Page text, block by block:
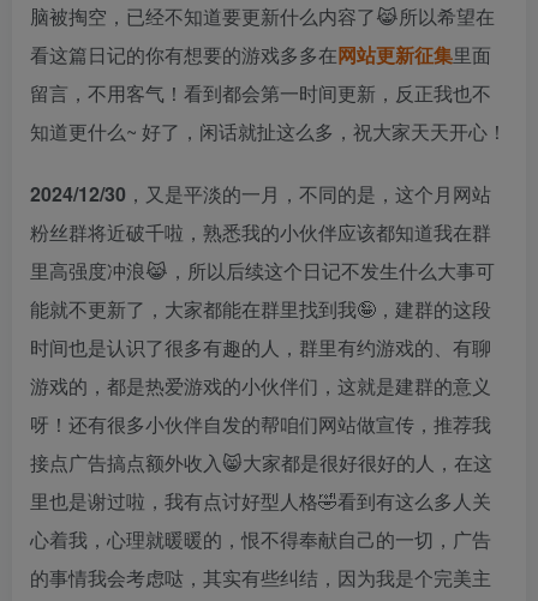
脑被掏空，已经不知道要更新什么内容了😹所以希望在
看这篇日记的你有想要的游戏多多在网站更新征集里面
留言，不用客气！看到都会第一时间更新，反正我也不
知道更什么~ 好了，闲话就扯这么多，祝大家天天开心！
2024/12/30 ，又是平淡的一月，不同的是，这个月网站
粉丝群将近破千啦，熟悉我的小伙伴应该都知道我在群
里高强度冲浪😹，所以后续这个日记不发生什么大事可
能就不更新了，大家都能在群里找到我🤪，建群的这段
时间也是认识了很多有趣的人，群里有约游戏的、有聊
游戏的，都是热爱游戏的小伙伴们，这就是建群的意义
呀！还有很多小伙伴自发的帮咱们网站做宣传，推荐我
接点广告搞点额外收入😸大家都是很好很好的人，在这
里也是谢过啦，我有点讨好型人格🤣看到有这么多人关
心着我，心理就暖暖的，恨不得奉献自己的一切，广告
的事情我会考虑哒，其实有些纠结，因为我是个完美主